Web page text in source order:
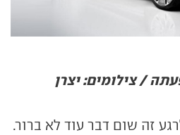
זה שום דבר עוד לא ברור.